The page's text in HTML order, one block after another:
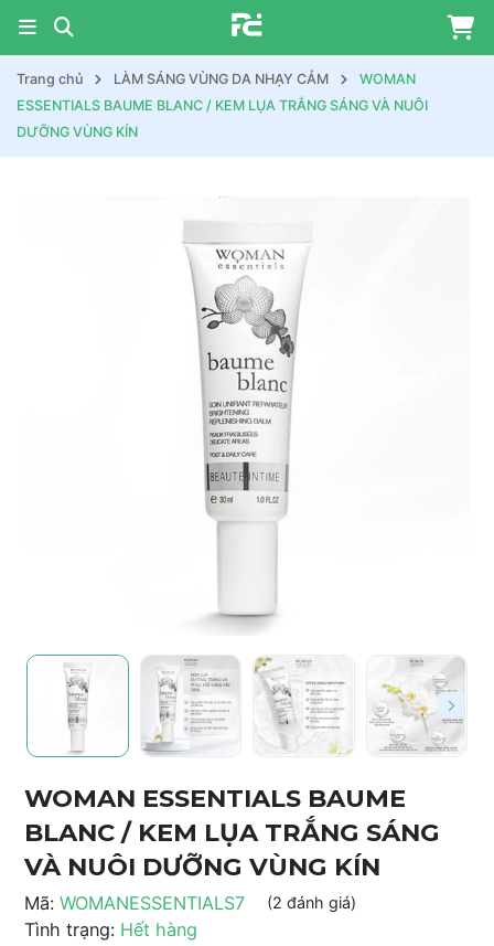
Trang chủ LÀM SÁNG VÙNG DA NHẠY CẢM
WOMAN
ESSENTIALS BAUME BLANC / KEM LỤA TRẮNG SÁNG VÀ NUÔI
DƯỠNG VÙNG KÍN
WOMAN ESSENTIALS BAUME
BLANC / KEM LỤA TRẮNG SÁNG
VÀ NUÔI DƯỠNG VÙNG KÍN
Mã: WOMANESSENTIALS7 (2 đánh giá)
Tình trạng: Hết hàng